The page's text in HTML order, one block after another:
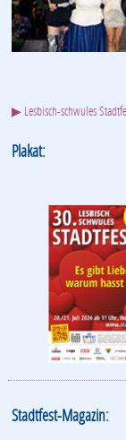
▶ Lesbisch-schwules
Plakat:
Stadtfest-Magazin: